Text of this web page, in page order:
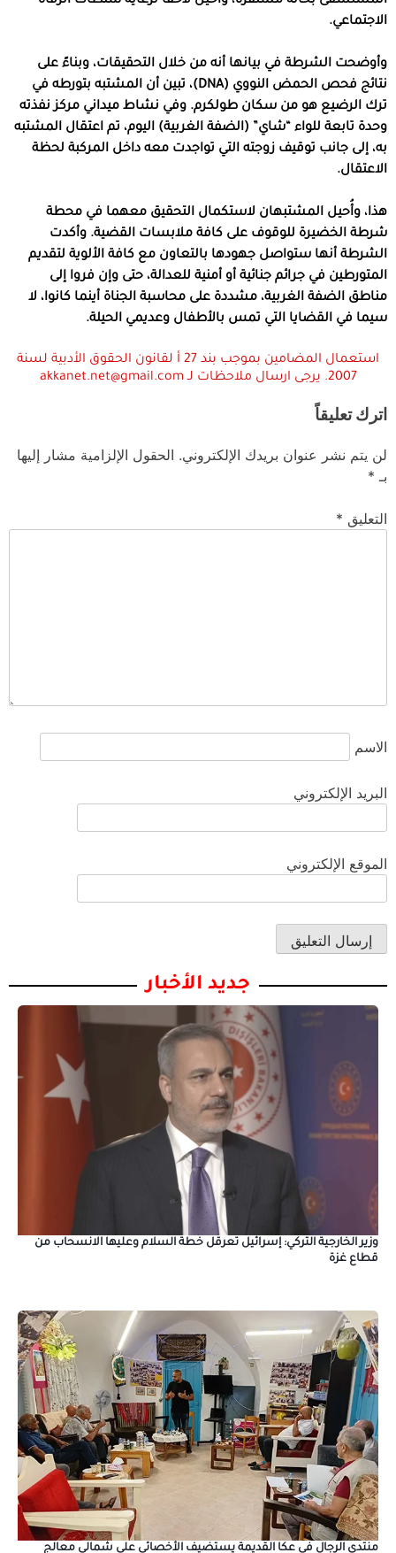
الاجتماعي.
وأوضحت الشرطة في بيانها أنه من خلال التحقيقات، وبناءً على
نتائج فحص الحمض النووي (DNA)، تبين أن المشتبه بتورطه في
ترك الرضيع هو من سكان طولكرم. وفي نشاط ميداني مركز نفذته
وحدة تابعة للواء “شاي” (الضفة الغربية) اليوم، تم اعتقال المشتبه
به، إلى جانب توقيف زوجته التي تواجدت معه داخل المركبة لحظة
الاعتقال.
هذا، وأُحيل المشتبهان لاستكمال التحقيق معهما في محطة
شرطة الخضيرة للوقوف على كافة ملابسات القضية. وأكدت
الشرطة أنها ستواصل جهودها بالتعاون مع كافة الألوية لتقديم
المتورطين في جرائم جنائية أو أمنية للعدالة، حتى وإن فروا إلى
مناطق الضفة الغربية، مشددة على محاسبة الجناة أينما كانوا، لا
سيما في القضايا التي تمس بالأطفال وعديمي الحيلة.
استعمال المضامين بموجب بند 27 أ لقانون الحقوق الأدبية لسنة
2007. يرجى ارسال ملاحظات لـ akkanet.net@gmail.com
اترك تعليقاً
لن يتم نشر عنوان بريدك الإلكتروني. الحقول الإلزامية مشار إليها
بـ *
التعليق *
الاسم
البريد الإلكتروني
الموقع الإلكتروني
جديد الأخبار
وزير الخارجية التركي: إسرائيل تعرقل خطة السلام وعليها الانسحاب من
قطاع غزة
منتدى الرجال في عكا القديمة يستضيف الأخصائي علي شمالي معالج